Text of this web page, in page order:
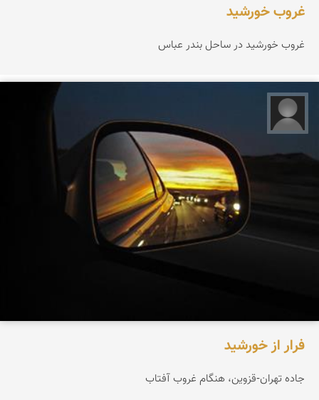
غروب خورشید
غروب خورشید در ساحل بندر عباس
فرار از خورشید
جاده تهران-قزوین، هنگام غروب آفتاب